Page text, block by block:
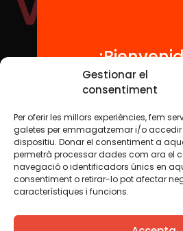
Gestionar el
consentiment
Per oferir les millors experiències, fem
galetes per emmagatzemar i/o
dispositiu. Donar el consentiment a
permetrà processar dades com ara el
navegació o identificadors únics en
consentiment o retirar-lo pot afectar
característiques i funcions.
Redes sociales
TWT YTB IG FB IN
Aviso legalPolítica de
Creemos que el conocimiento